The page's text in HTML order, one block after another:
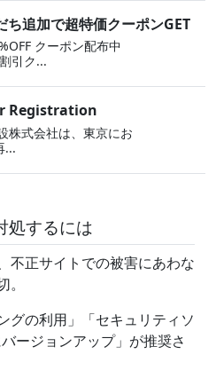
追加で超特価クーポンGET
クーポン配布中
引ク...
Registration
株式会社は、東京にお
...
処するには
不正サイトでの被害にあわな
グの利用」「セキュリティソ
ージョンアップ」が推奨さ